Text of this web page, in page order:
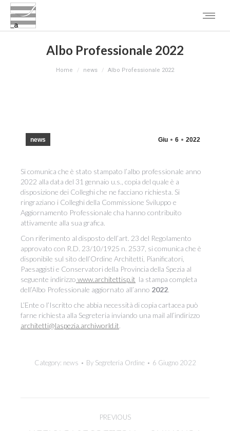
Albo Professionale 2022
Home news Albo Professionale 2022
Giu 6 2022
news
Si comunica che è stato stampato l’albo professionale anno
2022 alla data del 31 gennaio u.s., copia del quale è a
disposizione dei Colleghi che ne facciano richiesta. Si
ringraziano i Colleghi della Commissione Sviluppo e
Aggiornamento Professionale cha hanno contribuito
attivamente alla sua grafica.
Con riferimento al disposto dell’art. 23 del Regolamento
approvato con R.D. 23/10/1925 n. 2537, si comunica che è
disponibile sul sito dell’Ordine Architetti, Pianificatori,
Paesaggisti e Conservatori della Provincia della Spezia al
seguente indirizzo www.architettisp.it la stampa completa
dell’Albo Professionale aggiornato all’anno 2022
L’Ente o l’Iscritto che abbia necessità di copia cartacea può
farne richiesta alla Segreteria inviando una mail all’indirizzo
architetti@laspezia.archiworld.it
Category: news By Segreteria Ordine 6 Giugno 2022
PREVIOUS